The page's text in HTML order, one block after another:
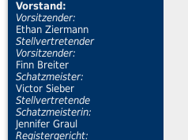
Vorstand:
Vorsitzender:
Ethan Ziermann
Stellvertretender
Vorsitzender:
Finn Breiter
Schatzmeister:
Victor Sieber
Stellvertretende
Schatzmeisterin:
Jennifer Graul
Registergericht: